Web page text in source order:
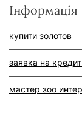
Інформація
купити золотов
заявка на
мастер зоо